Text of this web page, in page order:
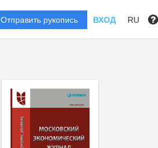
Отправить рукопись ВХОД RU